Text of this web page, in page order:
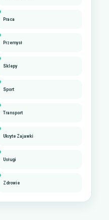
Praca
Przemysł
Sklepy
Sport
Transport
Ukryte Zajawki
Usługi
Zdrowie